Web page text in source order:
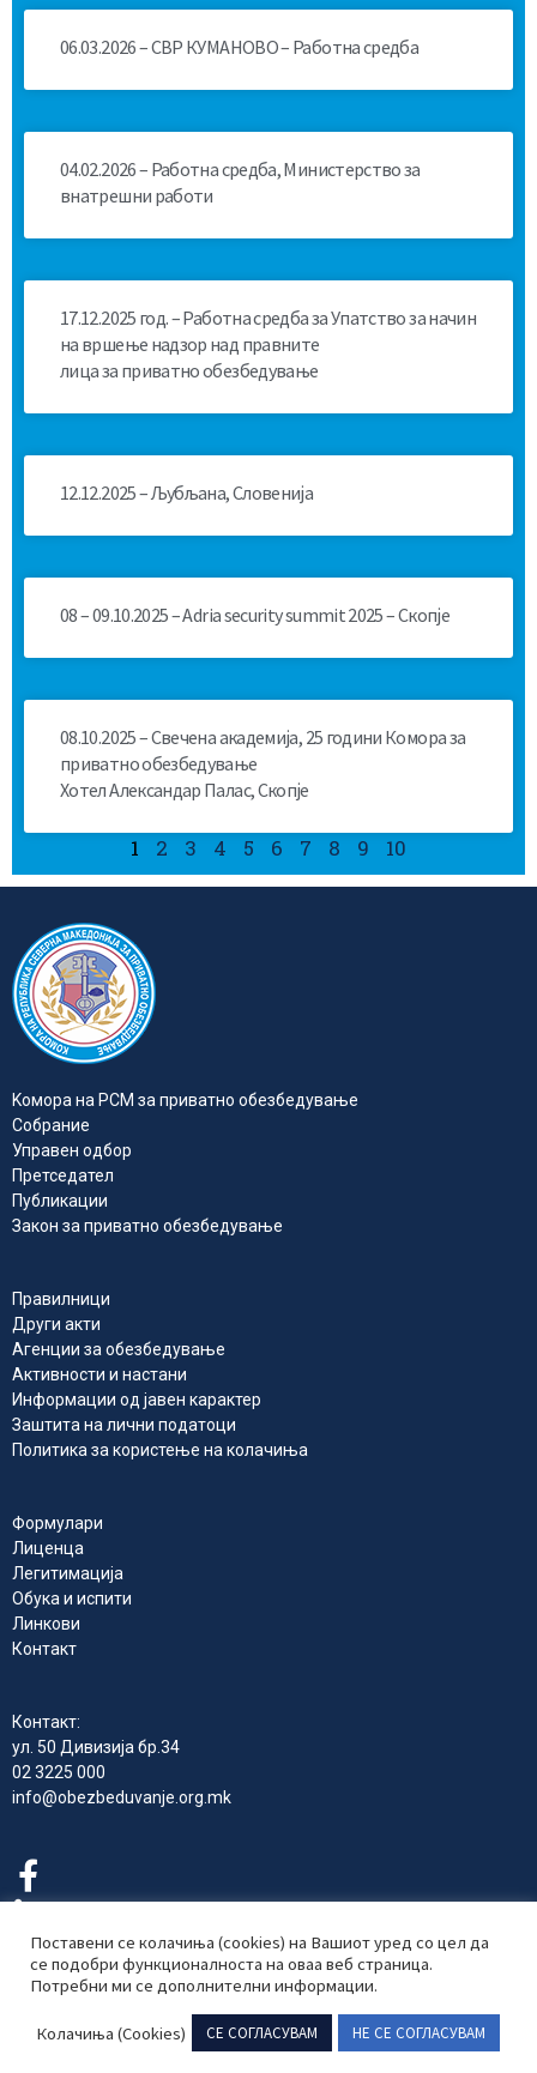
06.03.2026 – СВР КУМАНОВО – Работна средба
04.02.2026 – Работна средба, Министерство за
внатрешни работи
17.12.2025 год. – Работна средба за Упатство за начин
на вршење надзор над правните
лица за приватно обезбедување
12.12.2025 – Љубљана, Словенија
08 – 09.10.2025 – Adria security summit 2025 – Скопје
08.10.2025 – Свечена академија, 25 години Комора за
приватно обезбедување
Хотел Александар Палас, Скопје
1 2 3 4 5 6 7 8 9 10
Kомора на РСМ за приватно обезбедувањe
Собрание
Управен одбор
Претседател
Публикации
Закон за приватно обезбедување
Правилници
Други акти
Агенции за обезбедување
Активности и настани
Информации од јавен карактер
Заштита на лични податоци
Политика за користење на колачиња
Формулари
Лиценца
Легитимација
Обука и испити
Линкови
Контакт
Контакт:
ул. 50 Дивизија бр.34
02 3225 000
info@obezbeduvanje.org.mk
Комора на Република Северна Македонија за приватно
обезбедување 2024 © Сите права се задржани
Поставени се колачиња (cookies) на Вашиот уред со цел да
се подобри функционалноста на оваа веб страница.
Потребни ми се дополнителни информации.
Колачиња (Cookies) СЕ СОГЛАСУВАМ НЕ СЕ СОГЛАСУВАМ